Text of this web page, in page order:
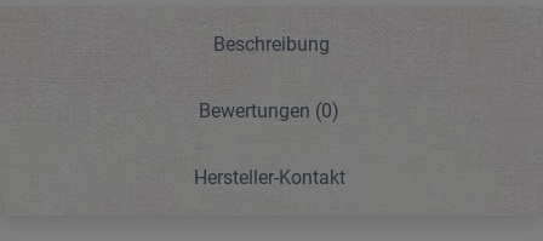
Beschreibung
Bewertungen (0)
Hersteller-Kontakt